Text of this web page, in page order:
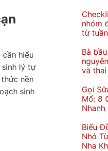
hiểu
sinh lý tự
nền
sinh
nhóm
từ
Bà
và thai
Gọi
Mổ: 8
Biểu
Nhỏ
Nha